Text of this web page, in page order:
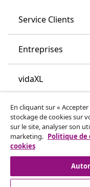
Service Clients
Entreprises
vidaXL
More content
En cliquant sur «
stockage de cookies sur
sur le site, analyser son
marketing. Politique
cookies